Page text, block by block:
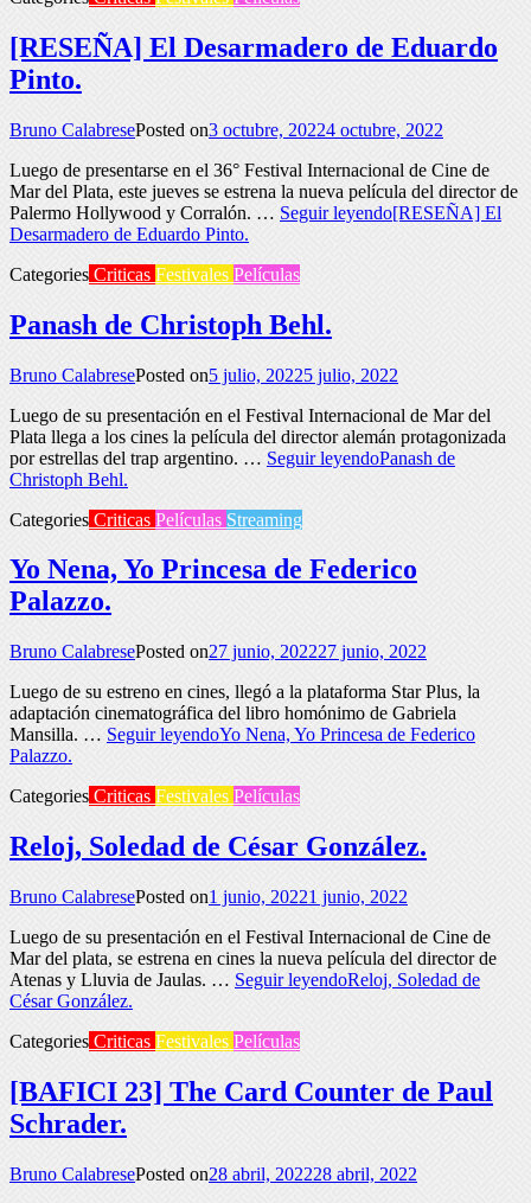
[RESEÑA] El Desarmadero de Eduardo
Pinto.
Bruno CalabresePosted on3 octubre, 20224 octubre, 2022
Luego de presentarse en el 36° Festival Internacional de Cine de
Mar del Plata, este jueves se estrena la nueva película del director de
Palermo Hollywood y Corralón. … Seguir leyendo[RESEÑA] El
Desarmadero de Eduardo Pinto.
Categories Criticas Festivales Películas
Panash de Christoph Behl.
Bruno CalabresePosted on5 julio, 20225 julio, 2022
Luego de su presentación en el Festival Internacional de Mar del
Plata llega a los cines la película del director alemán protagonizada
por estrellas del trap argentino. … Seguir leyendoPanash de
Christoph Behl.
Categories Criticas Películas Streaming
Yo Nena, Yo Princesa de Federico
Palazzo.
Bruno CalabresePosted on27 junio, 202227 junio, 2022
Luego de su estreno en cines, llegó a la plataforma Star Plus, la
adaptación cinematográfica del libro homónimo de Gabriela
Mansilla. … Seguir leyendoYo Nena, Yo Princesa de Federico
Palazzo.
Categories Criticas Festivales Películas
Reloj, Soledad de César González.
Bruno CalabresePosted on1 junio, 20221 junio, 2022
Luego de su presentación en el Festival Internacional de Cine de
Mar del plata, se estrena en cines la nueva película del director de
Atenas y Lluvia de Jaulas. … Seguir leyendoReloj, Soledad de
César González.
Categories Criticas Festivales Películas
[BAFICI 23] The Card Counter de Paul
Schrader.
Bruno CalabresePosted on28 abril, 202228 abril, 2022